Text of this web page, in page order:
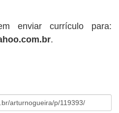
enviar currículo para:
.